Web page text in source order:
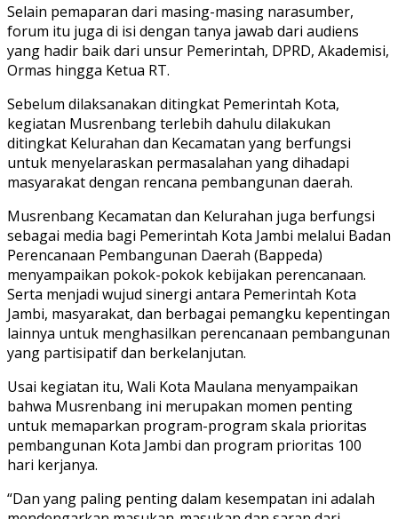
Selain pemaparan dari masing-masing narasumber,
forum itu juga di isi dengan tanya jawab dari audiens
yang hadir baik dari unsur Pemerintah, DPRD, Akademisi,
Ormas hingga Ketua RT.
Sebelum dilaksanakan ditingkat Pemerintah Kota,
kegiatan Musrenbang terlebih dahulu dilakukan
ditingkat Kelurahan dan Kecamatan yang berfungsi
untuk menyelaraskan permasalahan yang dihadapi
masyarakat dengan rencana pembangunan daerah.
Musrenbang Kecamatan dan Kelurahan juga berfungsi
sebagai media bagi Pemerintah Kota Jambi melalui Badan
Perencanaan Pembangunan Daerah (Bappeda)
menyampaikan pokok-pokok kebijakan perencanaan.
Serta menjadi wujud sinergi antara Pemerintah Kota
Jambi, masyarakat, dan berbagai pemangku kepentingan
lainnya untuk menghasilkan perencanaan pembangunan
yang partisipatif dan berkelanjutan.
Usai kegiatan itu, Wali Kota Maulana menyampaikan
bahwa Musrenbang ini merupakan momen penting
untuk memaparkan program-program skala prioritas
pembangunan Kota Jambi dan program prioritas 100
hari kerjanya.
“Dan yang paling penting dalam kesempatan ini adalah